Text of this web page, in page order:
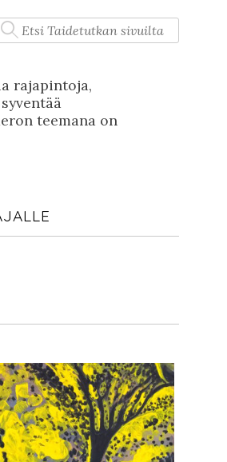
rajapintoja,
teemana on